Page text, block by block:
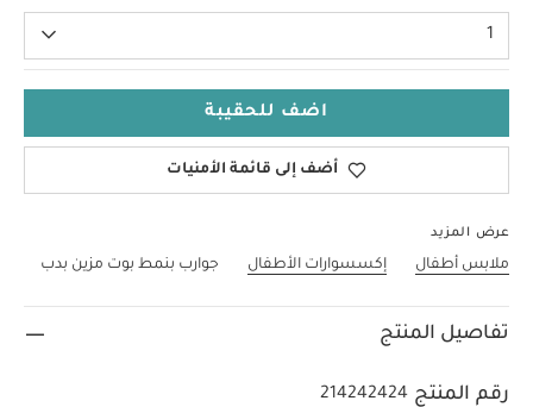
1
اضف للحقيبة
أضف إلى قائمة الأمنيات
عرض المزيد
ملابس أطفال إكسسوارات الأطفال جوارب بنمط بوت مزين بدب
تفاصيل المنتج
رقم المنتج 214242424